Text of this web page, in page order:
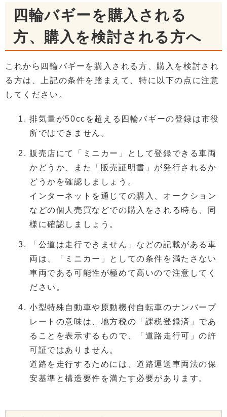
四輪バギーを購入される
方、購入を検討される方へ
これから四輪バギーを購入される方、購入を検討され
る方は、上記の条件を踏まえて、特に以下の点に注意
してください。
排気量が50ccを超える四輪バギーの登録は市役
所ではできません。
販売店にて「ミニカー」として登録できる車両
かどうか、また「販売証明書」が発行されるか
どうかを確認しましょう。
インターネットを通じての購入、オークション
などの個人売買などでの購入をされる時も、同
様に確認しましょう。
「公道は走行できません」などの記載がある車
両は、「ミニカー」としての条件を満たさない
車両である可能性が極めて高いので注意してく
ださい。
小型特殊自動車や原動機付自転車のナンバープ
レートの意味は、地方税の「課税登録済」であ
ることを表示するもので、「道路走行可」の許
可証ではありません。
道路を走行するためには、道路運送車両法の保
安基準と構造要件を満たす必要があります。